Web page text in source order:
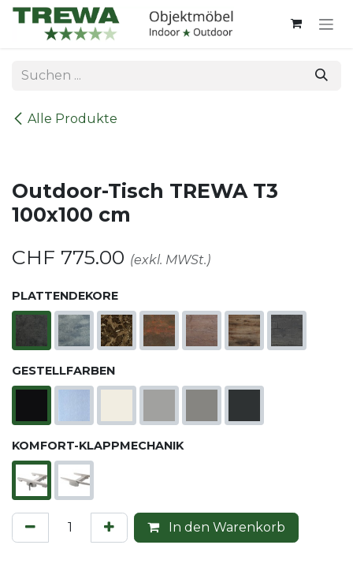
Zum Inhalt springen
Alle Produkte
Outdoor-Tisch TREWA T3
100x100 cm
CHF 775.00 (exkl. MWSt.)
PLATTENDEKORE
GESTELLFARBEN
KOMFORT-KLAPPMECHANIK
In den Warenkorb